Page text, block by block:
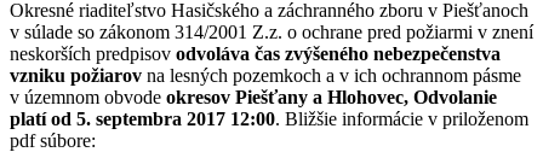
Okresné riaditeľstvo Hasičského a záchranného zboru v Piešťanoch
v súlade so zákonom 314/2001 Z.z. o ochrane pred požiarmi v znení
neskorších predpisov odvoláva čas zvýšeného nebezpečenstva
vzniku požiarov na lesných pozemkoch a v ich ochrannom pásme
v územnom obvode okresov Piešťany a Hlohovec, Odvolanie
platí od 5. septembra 2017 12:00. Bližšie informácie v priloženom
pdf súbore: